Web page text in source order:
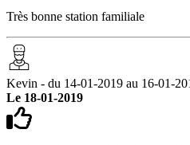
Très bonne station familiale
Kevin - du 14-01-2019 au 16-01-
Le 18-01-2019